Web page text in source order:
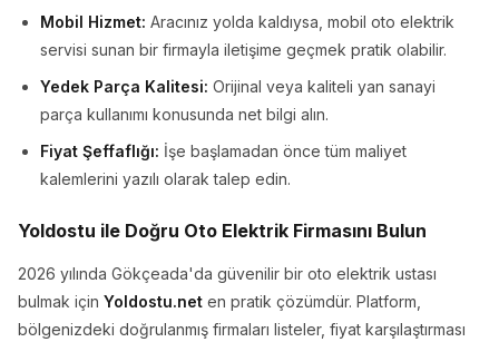
Mobil Hizmet: Aracınız yolda kaldıysa, mobil oto elektrik
servisi sunan bir firmayla iletişime geçmek pratik olabilir.
Yedek Parça Kalitesi: Orijinal veya kaliteli yan sanayi
parça kullanımı konusunda net bilgi alın.
Fiyat Şeffaflığı: İşe başlamadan önce tüm maliyet
kalemlerini yazılı olarak talep edin.
Yoldostu ile Doğru Oto Elektrik Firmasını Bulun
2026 yılında Gökçeada'da güvenilir bir oto elektrik ustası
bulmak için Yoldostu.net en pratik çözümdür. Platform,
bölgenizdeki doğrulanmış firmaları listeler, fiyat karşılaştırması